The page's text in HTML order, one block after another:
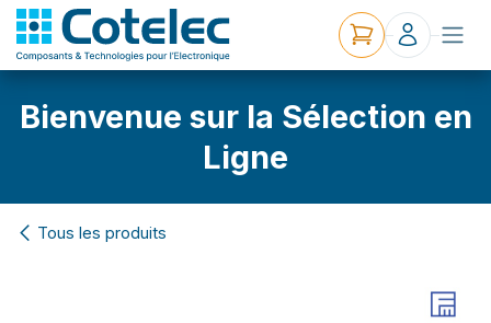
Bienvenue sur la Sélection en
Ligne
Tous les produits